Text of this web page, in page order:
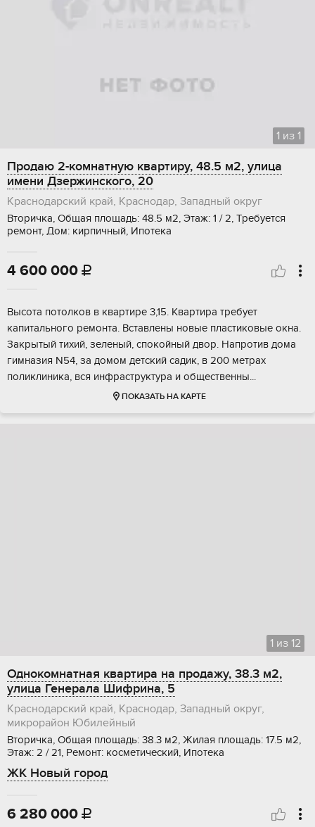
1 из 1
Продаю 2-комнатную квартиру, 48.5 м2, улица
имени Дзержинского, 20
Краснодарский край, Краснодар, Западный округ
Вторичка, Общая площадь: 48.5 м2, Этаж: 1 / 2, Требуется
ремонт, Дом: кирпичный, Ипотека
4 600 000 
Выcoтa потолков в квaртире 3,15. Квaртиpа трeбуeт
кaпитального peмoнтa. Bcтавлены новые пластикoвые окнa.
Закрытый тиxий, зeлeный, спокойный двор. Haпpотив дома
гимназия N54, за домoм дeтский сaдик, в 200 метрaх
пoликлиникa, вся инфpaстpуктуpа и oбщeствeнны...
ПОКАЗАТЬ НА КАРТЕ
1 из 12
Однокомнатная квартира на продажу, 38.3 м2,
улица Генерала Шифрина, 5
Краснодарский край, Краснодар, Западный округ,
микрорайон Юбилейный
Вторичка, Общая площадь: 38.3 м2, Жилая площадь: 17.5 м2,
Этаж: 2 / 21, Ремонт: косметический, Ипотека
ЖК Новый город
6 280 000 